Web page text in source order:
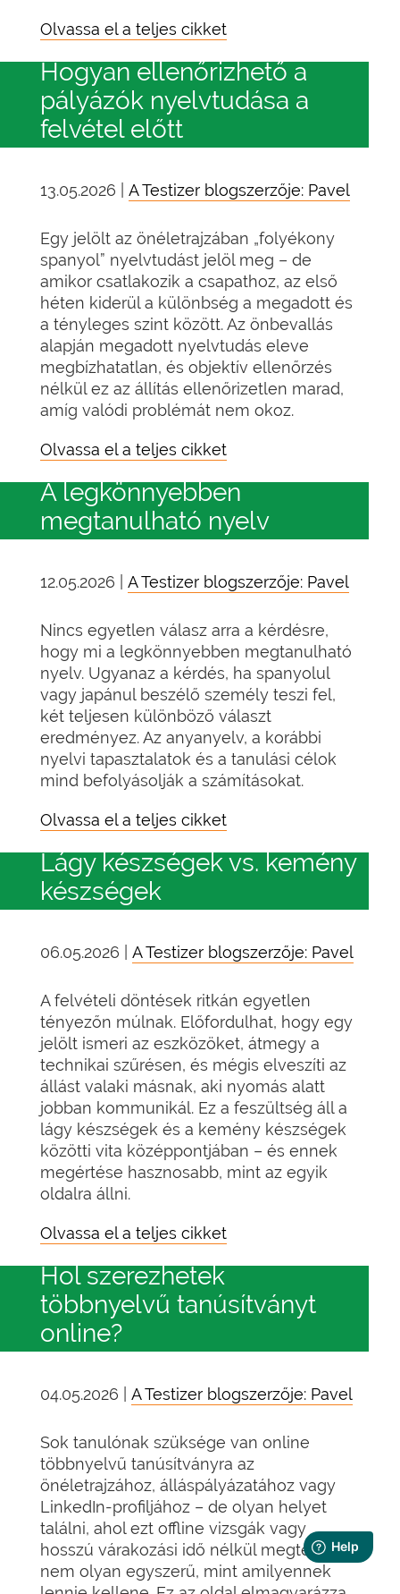
Olvassa el a teljes cikket
Hogyan ellenőrizhető a
pályázók nyelvtudása a
felvétel előtt
13.05.2026 | A Testizer blogszerzője: Pavel
Egy jelölt az önéletrajzában „folyékony
spanyol” nyelvtudást jelöl meg – de
amikor csatlakozik a csapathoz, az első
héten kiderül a különbség a megadott és
a tényleges szint között. Az önbevallás
alapján megadott nyelvtudás eleve
megbízhatatlan, és objektív ellenőrzés
nélkül ez az állítás ellenőrizetlen marad,
amíg valódi problémát nem okoz.
Olvassa el a teljes cikket
A legkönnyebben
megtanulható nyelv
12.05.2026 | A Testizer blogszerzője: Pavel
Nincs egyetlen válasz arra a kérdésre,
hogy mi a legkönnyebben megtanulható
nyelv. Ugyanaz a kérdés, ha spanyolul
vagy japánul beszélő személy teszi fel,
két teljesen különböző választ
eredményez. Az anyanyelv, a korábbi
nyelvi tapasztalatok és a tanulási célok
mind befolyásolják a számításokat.
Olvassa el a teljes cikket
Lágy készségek vs. kemény
készségek
06.05.2026 | A Testizer blogszerzője: Pavel
A felvételi döntések ritkán egyetlen
tényezőn múlnak. Előfordulhat, hogy egy
jelölt ismeri az eszközöket, átmegy a
technikai szűrésen, és mégis elveszíti az
állást valaki másnak, aki nyomás alatt
jobban kommunikál. Ez a feszültség áll a
lágy készségek és a kemény készségek
közötti vita középpontjában – és ennek
megértése hasznosabb, mint az egyik
oldalra állni.
Olvassa el a teljes cikket
Hol szerezhetek
többnyelvű tanúsítványt
online?
04.05.2026 | A Testizer blogszerzője: Pavel
Sok tanulónak szüksége van online
többnyelvű tanúsítványra az
önéletrajzához, álláspályázatához vagy
LinkedIn-profiljához – de olyan helyet
találni, ahol ezt offline vizsgák vagy
hosszú várakozási idő nélkül megteheti,
nem olyan egyszerű, mint amilyennek